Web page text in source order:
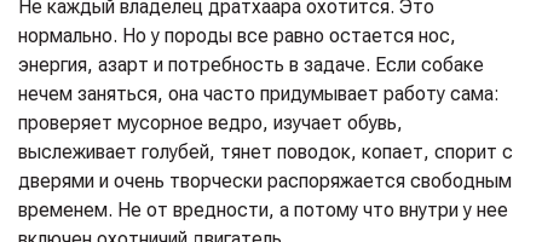
Не каждый владелец дратхаара охотится. Это
нормально. Но у породы все равно остается нос,
энергия, азарт и потребность в задаче. Если собаке
нечем заняться, она часто придумывает работу сама:
проверяет мусорное ведро, изучает обувь,
выслеживает голубей, тянет поводок, копает, спорит с
дверями и очень творчески распоряжается свободным
временем. Не от вредности, а потому что внутри у нее